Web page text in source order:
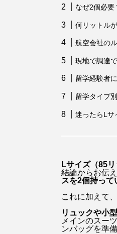
ストレンジャー・シングス5
ドラマ版『ハリー・ポッター』
ファンタスティ
マーティ・シュプリーム 世界をつか
モダン・ラブ～今日もNYの街角で～
なぜ2個必要
何リットル
航空会社の
現地で調達
留学経験者
留学タイプ
迷ったらLサ
Lサイズ（85
結論からお伝え
スを2個持って
これに加えて
リュックや小
メインのスー
ンバッグを準